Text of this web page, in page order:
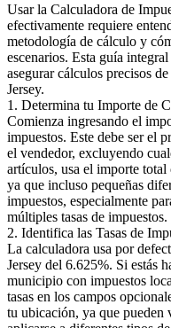
Usar la Calculadora de
efectivamente requiere
metodología de cálculo y
escenarios. Esta guía
asegurar cálculos precisos
Jersey.
1. Determina tu Importe de
Comienza ingresando el
impuestos. Este debe ser el
el vendedor, excluyendo
artículos, usa el importe
ya que incluso pequeñas
impuestos, especialmente
múltiples tasas de impuestos.
2. Identifica las Tasas de
La calculadora usa por
Jersey del 6.625%. Si estás
municipio con impuestos
tasas en los campos
tu ubicación, ya que